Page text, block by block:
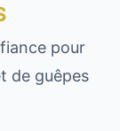
pour
de guêpes